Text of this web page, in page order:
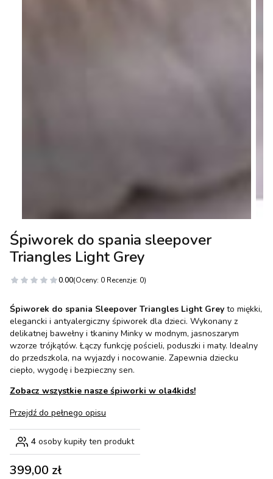
Śpiworek do spania sleepover
Triangles Light Grey
0.00(Oceny: 0 Recenzje: 0)
Śpiworek do spania Sleepover Triangles Light Grey to miękki,
elegancki i antyalergiczny śpiworek dla dzieci. Wykonany z
delikatnej bawełny i tkaniny Minky w modnym, jasnoszarym
wzorze trójkątów. Łączy funkcję pościeli, poduszki i maty. Idealny
do przedszkola, na wyjazdy i nocowanie. Zapewnia dziecku
ciepło, wygodę i bezpieczny sen.
Zobacz wszystkie nasze śpiworki w ola4kids!
Przejdź do pełnego opisu
4 osoby kupiły ten produkt
Cena
399,00 zł